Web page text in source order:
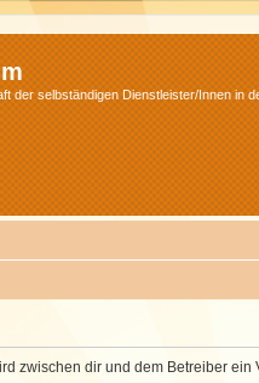
der selbständigen Dienstleister/Innen in
zwischen dir und dem Betreiber